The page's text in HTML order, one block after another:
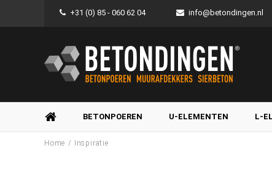
+31 (0) 85 - 060 62 04 info@betondingen.nl
BETONPOEREN U-ELEMENTEN L-
Home / Inspiratie